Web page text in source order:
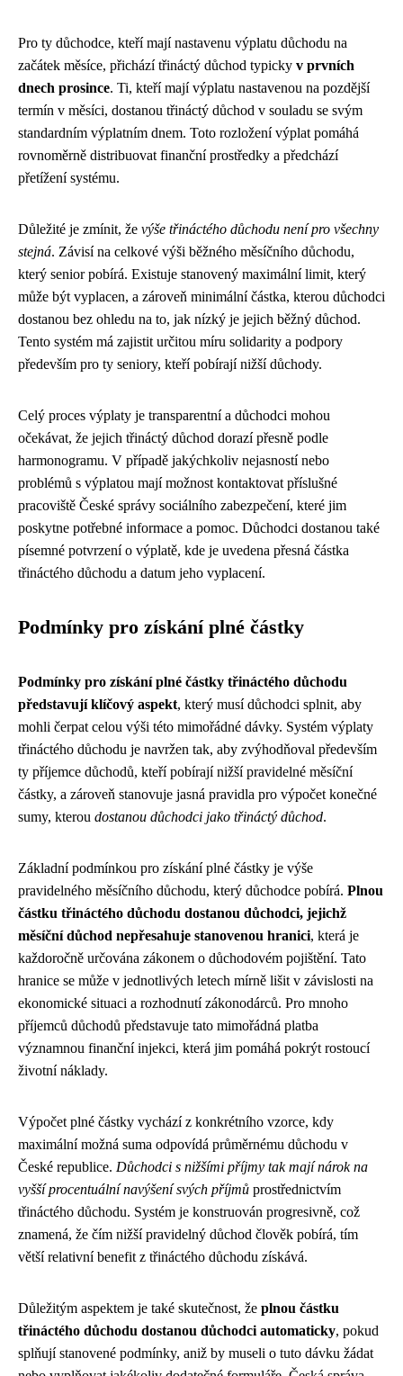
Pro ty důchodce, kteří mají nastavenu výplatu důchodu na
začátek měsíce, přichází třináctý důchod typicky v prvních
dnech prosince. Ti, kteří mají výplatu nastavenou na pozdější
termín v měsíci, dostanou třináctý důchod v souladu se svým
standardním výplatním dnem. Toto rozložení výplat pomáhá
rovnoměrně distribuovat finanční prostředky a předchází
přetížení systému.
Důležité je zmínit, že výše třináctého důchodu není pro všechny
stejná. Závisí na celkové výši běžného měsíčního důchodu,
který senior pobírá. Existuje stanovený maximální limit, který
může být vyplacen, a zároveň minimální částka, kterou důchodci
dostanou bez ohledu na to, jak nízký je jejich běžný důchod.
Tento systém má zajistit určitou míru solidarity a podpory
především pro ty seniory, kteří pobírají nižší důchody.
Celý proces výplaty je transparentní a důchodci mohou
očekávat, že jejich třináctý důchod dorazí přesně podle
harmonogramu. V případě jakýchkoliv nejasností nebo
problémů s výplatou mají možnost kontaktovat příslušné
pracoviště České správy sociálního zabezpečení, které jim
poskytne potřebné informace a pomoc. Důchodci dostanou také
písemné potvrzení o výplatě, kde je uvedena přesná částka
třináctého důchodu a datum jeho vyplacení.
Podmínky pro získání plné částky
Podmínky pro získání plné částky třináctého důchodu
představují klíčový aspekt, který musí důchodci splnit, aby
mohli čerpat celou výši této mimořádné dávky. Systém výplaty
třináctého důchodu je navržen tak, aby zvýhodňoval především
ty příjemce důchodů, kteří pobírají nižší pravidelné měsíční
částky, a zároveň stanovuje jasná pravidla pro výpočet konečné
sumy, kterou dostanou důchodci jako třináctý důchod.
Základní podmínkou pro získání plné částky je výše
pravidelného měsíčního důchodu, který důchodce pobírá. Plnou
částku třináctého důchodu dostanou důchodci, jejichž
měsíční důchod nepřesahuje stanovenou hranici, která je
každoročně určována zákonem o důchodovém pojištění. Tato
hranice se může v jednotlivých letech mírně lišit v závislosti na
ekonomické situaci a rozhodnutí zákonodárců. Pro mnoho
příjemců důchodů představuje tato mimořádná platba
významnou finanční injekci, která jim pomáhá pokrýt rostoucí
životní náklady.
Výpočet plné částky vychází z konkrétního vzorce, kdy
maximální možná suma odpovídá průměrnému důchodu v
České republice. Důchodci s nižšími příjmy tak mají nárok na
vyšší procentuální navýšení svých příjmů prostřednictvím
třináctého důchodu. Systém je konstruován progresivně, což
znamená, že čím nižší pravidelný důchod člověk pobírá, tím
větší relativní benefit z třináctého důchodu získává.
Důležitým aspektem je také skutečnost, že plnou částku
třináctého důchodu dostanou důchodci automaticky, pokud
splňují stanovené podmínky, aniž by museli o tuto dávku žádat